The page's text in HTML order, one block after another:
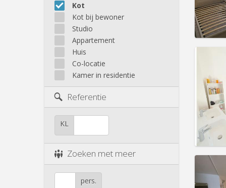
Kot
Kot bij bewoner
Studio
Appartement
Huis
Co-locatie
Kamer in residentie
Referentie
KL
Zoeken met meer
pers.
Huur: